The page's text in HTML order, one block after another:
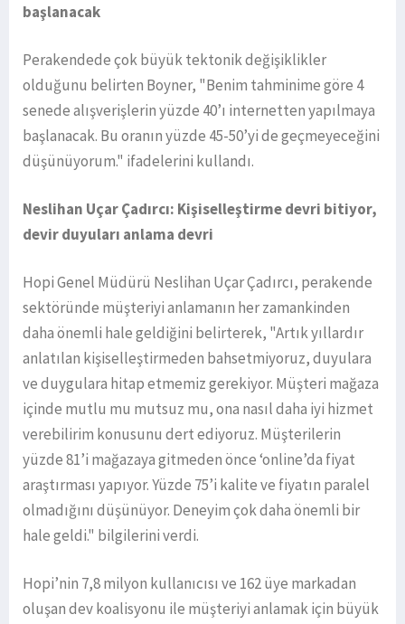
başlanacak
Perakendede çok büyük tektonik değişiklikler
olduğunu belirten Boyner, "Benim tahminime göre 4
senede alışverişlerin yüzde 40’ı internetten yapılmaya
başlanacak. Bu oranın yüzde 45-50’yi de geçmeyeceğini
düşünüyorum." ifadelerini kullandı.
Neslihan Uçar Çadırcı: Kişiselleştirme devri bitiyor,
devir duyuları anlama devri
Hopi Genel Müdürü Neslihan Uçar Çadırcı, perakende
sektöründe müşteriyi anlamanın her zamankinden
daha önemli hale geldiğini belirterek, "Artık yıllardır
anlatılan kişiselleştirmeden bahsetmiyoruz, duyulara
ve duygulara hitap etmemiz gerekiyor. Müşteri mağaza
içinde mutlu mu mutsuz mu, ona nasıl daha iyi hizmet
verebilirim konusunu dert ediyoruz. Müşterilerin
yüzde 81’i mağazaya gitmeden önce ‘online’da fiyat
araştırması yapıyor. Yüzde 75’i kalite ve fiyatın paralel
olmadığını düşünüyor. Deneyim çok daha önemli bir
hale geldi." bilgilerini verdi.
Hopi’nin 7,8 milyon kullanıcısı ve 162 üye markadan
oluşan dev koalisyonu ile müşteriyi anlamak için büyük